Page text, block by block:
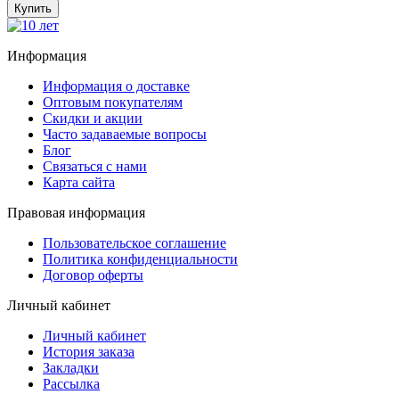
Купить
Информация
Информация о доставке
Оптовым покупателям
Скидки и акции
Часто задаваемые вопросы
Блог
Связаться с нами
Карта сайта
Правовая информация
Пользовательское соглашение
Политика конфиденциальности
Договор оферты
Личный кабинет
Личный кабинет
История заказа
Закладки
Рассылка